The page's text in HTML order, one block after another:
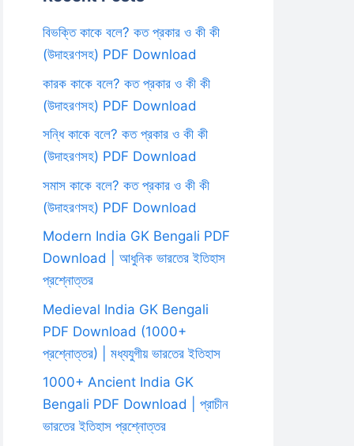
বিভক্তি কাকে বলে? কত প্রকার ও কী কী
(উদাহরণসহ) PDF Download
কারক কাকে বলে? কত প্রকার ও কী কী
(উদাহরণসহ) PDF Download
সন্ধি কাকে বলে? কত প্রকার ও কী কী
(উদাহরণসহ) PDF Download
সমাস কাকে বলে? কত প্রকার ও কী কী
(উদাহরণসহ) PDF Download
Modern India GK Bengali PDF
Download | আধুনিক ভারতের ইতিহাস
প্রশ্নোত্তর
Medieval India GK Bengali
PDF Download (1000+
প্রশ্নোত্তর) | মধ্যযুগীয় ভারতের ইতিহাস
1000+ Ancient India GK
Bengali PDF Download | প্রাচীন
ভারতের ইতিহাস প্রশ্নোত্তর